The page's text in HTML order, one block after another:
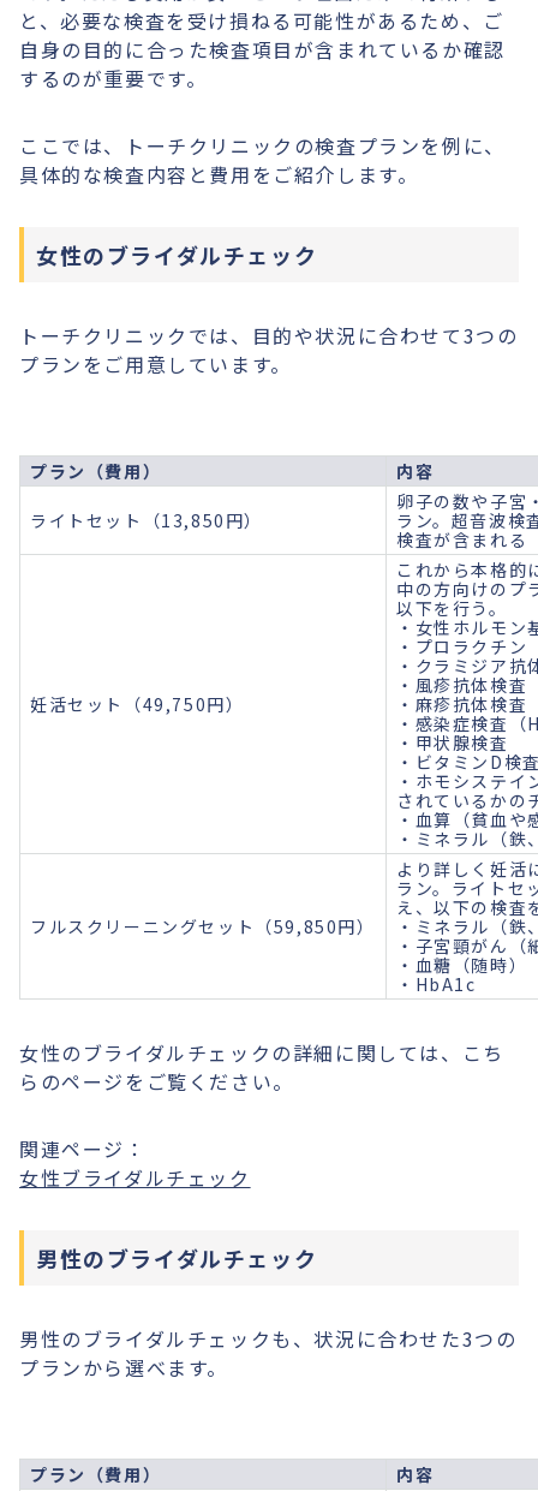
と、必要な検査を受け損ねる可能性があるため、ご
自身の目的に合った検査項目が含まれているか確認
するのが重要です。
ここでは、トーチクリニックの検査プランを例に、
具体的な検査内容と費用をご紹介します。
女性のブライダルチェック
トーチクリニックでは、目的や状況に合わせて3つの
プランをご用意しています。
プラン（費用） 内容
ライトセット（13,850円）
卵子の数や子宮
ラン。超音波検
検査が含まれる
妊活セット（49,750円）
これから本格的
中の方向けのプ
以下を行う。
・女性ホルモン
・プロラクチン
・クラミジア抗
・風疹抗体検査
・麻疹抗体検査
・感染症検査（
・甲状腺検査
・ビタミンD検
・ホモシステ
されているかの
・血算（貧血や
・ミネラル（鉄
フルスクリーニングセット（59,850円）
より詳しく妊活
ラン。ライトセ
え、以下の検査
・ミネラル（鉄
・子宮頸がん（
・血糖（随時）
・HbA1c
女性のブライダルチェックの詳細に関しては、こち
らのページをご覧ください。
関連ページ：
女性ブライダルチェック
男性のブライダルチェック
男性のブライダルチェックも、状況に合わせた3つの
プランから選べます。
プラン（費用）
内容